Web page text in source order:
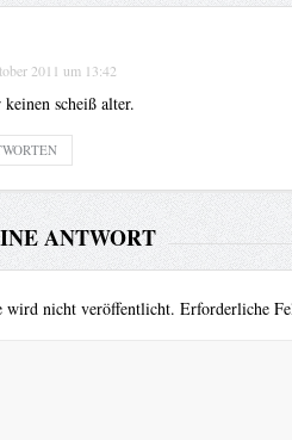
2011 um 13:42
keinen scheiß alter.
ANTWORT
wird nicht veröffentlicht. Erforderliche